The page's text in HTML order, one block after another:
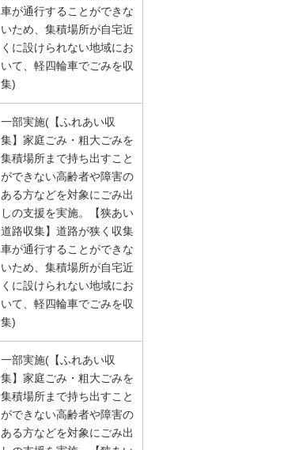
車が通行することができな
いため、集積場所が自宅近
くに設けられない地域にお
いて、軽四輪車でごみを収
集)
一部実施(【ふれあい収
集】家庭ごみ・粗大ごみを
集積場所まで持ち出すこと
ができない高齢者や障害の
ある方などを対象にごみ出
しの支援を実施。【狭あい
道路収集】道路が狭く収集
車が通行することができな
いため、集積場所が自宅近
くに設けられない地域にお
いて、軽四輪車でごみを収
集)
一部実施(【ふれあい収
集】家庭ごみ・粗大ごみを
集積場所まで持ち出すこと
ができない高齢者や障害の
ある方などを対象にごみ出